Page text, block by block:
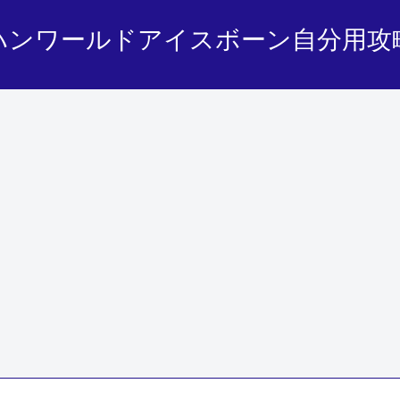
ンワールドアイスボーン自分用攻